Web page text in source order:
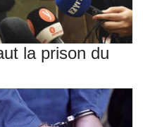
la prison du